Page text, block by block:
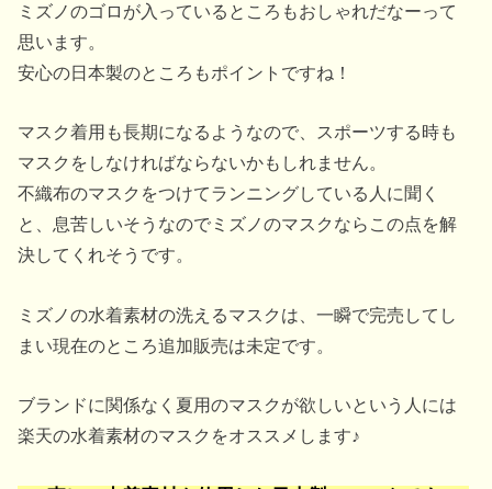
ミズノのゴロが入っているところもおしゃれだなーって
思います。
安心の日本製のところもポイントですね！
マスク着用も長期になるようなので、スポーツする時も
マスクをしなければならないかもしれません。
不織布のマスクをつけてランニングしている人に聞く
と、息苦しいそうなのでミズノのマスクならこの点を解
決してくれそうです。
ミズノの水着素材の洗えるマスクは、一瞬で完売してし
まい現在のところ追加販売は未定です。
ブランドに関係なく夏用のマスクが欲しいという人には
楽天の水着素材のマスクをオススメします♪